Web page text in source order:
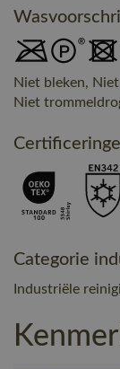
Niet bleken,
Niet
Categorie
Industriële